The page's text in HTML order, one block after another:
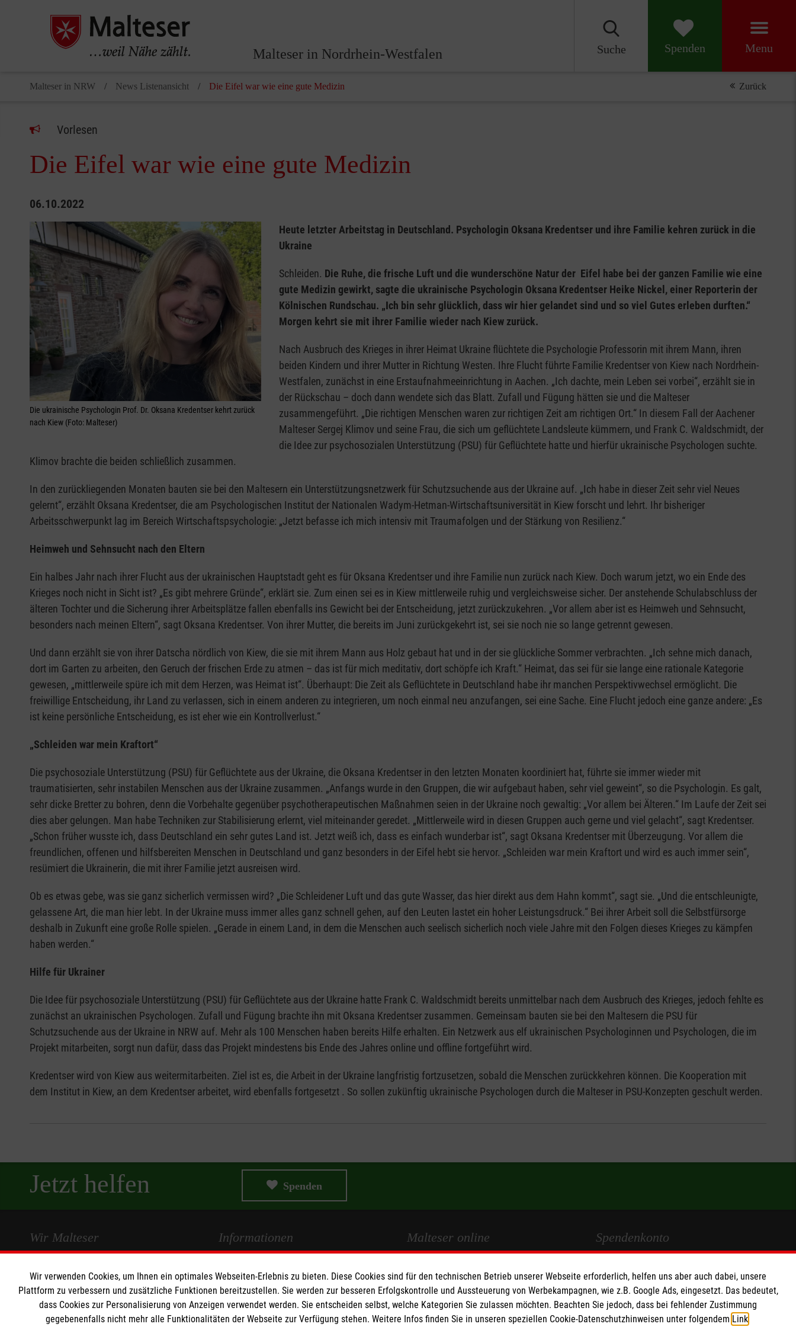
Malteser in Nordrhein-Westfalen Suche Spenden Menu
Malteser in NRW News Listenansicht Die Eifel war wie eine gute Medizin Zurück
Vorlesen
Die Eifel war wie eine gute Medizin
06.10.2022
Die ukrainische Psychologin Prof. Dr. Oksana Kredentser kehrt zurück
nach Kiew (Foto: Malteser)
Heute letzter Arbeitstag in Deutschland. Psychologin Oksana Kredentser und ihre Familie kehren zurück in die
Ukraine
Schleiden. Die Ruhe, die frische Luft und die wunderschöne Natur der Eifel habe bei der ganzen Familie wie eine
gute Medizin gewirkt, sagte die ukrainische Psychologin Oksana Kredentser Heike Nickel, einer Reporterin der
Kölnischen Rundschau. „Ich bin sehr glücklich, dass wir hier gelandet sind und so viel Gutes erleben durften.“
Morgen kehrt sie mit ihrer Familie wieder nach Kiew zurück.
Nach Ausbruch des Krieges in ihrer Heimat Ukraine flüchtete die Psychologie Professorin mit ihrem Mann, ihren
beiden Kindern und ihrer Mutter in Richtung Westen. Ihre Flucht führte Familie Kredentser von Kiew nach Nordrhein-
Westfalen, zunächst in eine Erstaufnahmeeinrichtung in Aachen. „Ich dachte, mein Leben sei vorbei“, erzählt sie in
der Rückschau – doch dann wendete sich das Blatt. Zufall und Fügung hätten sie und die Malteser
zusammengeführt. „Die richtigen Menschen waren zur richtigen Zeit am richtigen Ort.“ In diesem Fall der Aachener
Malteser Sergej Klimov und seine Frau, die sich um geflüchtete Landsleute kümmern, und Frank C. Waldschmidt, der
die Idee zur psychosozialen Unterstützung (PSU) für Geflüchtete hatte und hierfür ukrainische Psychologen suchte.
Klimov brachte die beiden schließlich zusammen.
In den zurückliegenden Monaten bauten sie bei den Maltesern ein Unterstützungsnetzwerk für Schutzsuchende aus der Ukraine auf. „Ich habe in dieser Zeit sehr viel Neues
gelernt“, erzählt Oksana Kredentser, die am Psychologischen Institut der Nationalen Wadym-Hetman-Wirtschaftsuniversität in Kiew forscht und lehrt. Ihr bisheriger
Arbeitsschwerpunkt lag im Bereich Wirtschaftspsychologie: „Jetzt befasse ich mich intensiv mit Traumafolgen und der Stärkung von Resilienz.“
Heimweh und Sehnsucht nach den Eltern
Ein halbes Jahr nach ihrer Flucht aus der ukrainischen Hauptstadt geht es für Oksana Kredentser und ihre Familie nun zurück nach Kiew. Doch warum jetzt, wo ein Ende des
Krieges noch nicht in Sicht ist? „Es gibt mehrere Gründe“, erklärt sie. Zum einen sei es in Kiew mittlerweile ruhig und vergleichsweise sicher. Der anstehende Schulabschluss der
älteren Tochter und die Sicherung ihrer Arbeitsplätze fallen ebenfalls ins Gewicht bei der Entscheidung, jetzt zurückzukehren. „Vor allem aber ist es Heimweh und Sehnsucht,
besonders nach meinen Eltern“, sagt Oksana Kredentser. Von ihrer Mutter, die bereits im Juni zurückgekehrt ist, sei sie noch nie so lange getrennt gewesen.
Und dann erzählt sie von ihrer Datscha nördlich von Kiew, die sie mit ihrem Mann aus Holz gebaut hat und in der sie glückliche Sommer verbrachten. „Ich sehne mich danach,
dort im Garten zu arbeiten, den Geruch der frischen Erde zu atmen – das ist für mich meditativ, dort schöpfe ich Kraft.“ Heimat, das sei für sie lange eine rationale Kategorie
gewesen, „mittlerweile spüre ich mit dem Herzen, was Heimat ist“. Überhaupt: Die Zeit als Geflüchtete in Deutschland habe ihr manchen Perspektivwechsel ermöglicht. Die
freiwillige Entscheidung, ihr Land zu verlassen, sich in einem anderen zu integrieren, um noch einmal neu anzufangen, sei eine Sache. Eine Flucht jedoch eine ganze andere: „Es
ist keine persönliche Entscheidung, es ist eher wie ein Kontrollverlust.“
„Schleiden war mein Kraftort“
Die psychosoziale Unterstützung (PSU) für Geflüchtete aus der Ukraine, die Oksana Kredentser in den letzten Monaten koordiniert hat, führte sie immer wieder mit
traumatisierten, sehr instabilen Menschen aus der Ukraine zusammen. „Anfangs wurde in den Gruppen, die wir aufgebaut haben, sehr viel geweint“, so die Psychologin. Es galt,
sehr dicke Bretter zu bohren, denn die Vorbehalte gegenüber psychotherapeutischen Maßnahmen seien in der Ukraine noch gewaltig: „Vor allem bei Älteren.“ Im Laufe der Zeit sei
dies aber gelungen. Man habe Techniken zur Stabilisierung erlernt, viel miteinander geredet. „Mittlerweile wird in diesen Gruppen auch gerne und viel gelacht“, sagt Kredentser.
„Schon früher wusste ich, dass Deutschland ein sehr gutes Land ist. Jetzt weiß ich, dass es einfach wunderbar ist“, sagt Oksana Kredentser mit Überzeugung. Vor allem die
freundlichen, offenen und hilfsbereiten Menschen in Deutschland und ganz besonders in der Eifel hebt sie hervor. „Schleiden war mein Kraftort und wird es auch immer sein“,
resümiert die Ukrainerin, die mit ihrer Familie jetzt ausreisen wird.
Ob es etwas gebe, was sie ganz sicherlich vermissen wird? „Die Schleidener Luft und das gute Wasser, das hier direkt aus dem Hahn kommt“, sagt sie. „Und die entschleunigte,
gelassene Art, die man hier lebt. In der Ukraine muss immer alles ganz schnell gehen, auf den Leuten lastet ein hoher Leistungsdruck.“ Bei ihrer Arbeit soll die Selbstfürsorge
deshalb in Zukunft eine große Rolle spielen. „Gerade in einem Land, in dem die Menschen auch seelisch sicherlich noch viele Jahre mit den Folgen dieses Krieges zu kämpfen
haben werden.“
Hilfe für Ukrainer
Die Idee für psychosoziale Unterstützung (PSU) für Geflüchtete aus der Ukraine hatte Frank C. Waldschmidt bereits unmittelbar nach dem Ausbruch des Krieges, jedoch fehlte es
zunächst an ukrainischen Psychologen. Zufall und Fügung brachte ihn mit Oksana Kredentser zusammen. Gemeinsam bauten sie bei den Maltesern die PSU für
Schutzsuchende aus der Ukraine in NRW auf. Mehr als 100 Menschen haben bereits Hilfe erhalten. Ein Netzwerk aus elf ukrainischen Psychologinnen und Psychologen, die im
Projekt mitarbeiten, sorgt nun dafür, dass das Projekt mindestens bis Ende des Jahres online und offline fortgeführt wird.
Kredentser wird von Kiew aus weitermitarbeiten. Ziel ist es, die Arbeit in der Ukraine langfristig fortzusetzen, sobald die Menschen zurückkehren können. Die Kooperation mit
dem Institut in Kiew, an dem Kredentser arbeitet, wird ebenfalls fortgesetzt . So sollen zukünftig ukrainische Psychologen durch die Malteser in PSU-Konzepten geschult werden.
Jetzt helfen Spenden
Wir Malteser
Spenden und Helfen
Angebote und Leistungen
Unsere Kurse
Mitarbeiten
Informationen
Kontakt
Pressestelle
Impressum
Datenschutz
Malteser online
Malteserorden
Malteser Jugend
Malteser International
Sharepoint
Spendenkonto
IBAN: DE103 7060 120 120 120 0001 2
BIC: GENODED 1PA7
Wir verwenden Cookies, um Ihnen ein optimales Webseiten-Erlebnis zu bieten. Diese Cookies sind für den technischen Betrieb unserer Webseite erforderlich, helfen uns aber auch dabei, unsere
Plattform zu verbessern und zusätzliche Funktionen bereitzustellen. Sie werden zur besseren Erfolgskontrolle und Aussteuerung von Werbekampagnen, wie z.B. Google Ads, eingesetzt. Das bedeutet,
dass Cookies zur Personalisierung von Anzeigen verwendet werden. Sie entscheiden selbst, welche Kategorien Sie zulassen möchten. Beachten Sie jedoch, dass bei fehlender Zustimmung
gegebenenfalls nicht mehr alle Funktionalitäten der Webseite zur Verfügung stehen. Weitere Infos finden Sie in unseren speziellen Cookie-Datenschutzhinweisen unter folgendem Link